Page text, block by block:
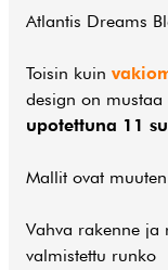
Atlantis Dreams
Toisin kuin
design on
upotettuna 11
Mallit ovat
Vahva rakenne ja
valmistettu runko